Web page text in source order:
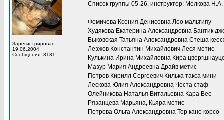
Зарегистрирован:
19.06.2004
Сообщения: 3131
Список группы 05-26, инструктор: Мелкова Н.А.
Фомичева Ксения Денисовна Лео мальтипу
Худякова Екатерина Александровна Бантик
Быковская Татьяна Александровна Стеша
Лезжов Константин Михайлович Леся метис
Кулькина Ирина Михайловна Кира
Мазур Мария Андреевна Драйв метис
Петров Кирилл Сергеевич Килька такса мини
Лескова Юлия Александровна Честа стаф
Олейникова Наталья Витальевна Кара Вео
Рязанцева Марьяна, Кьяра метис
Петрова Ольга Александровна Тор кане корсо